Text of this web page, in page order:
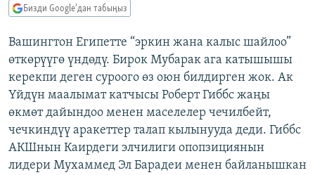
ЭКСПЕРТТЕР ТАЛДАЙТ
БИЗ ЖАНА ДҮЙНӨ
ДАНИСТЕ
ЭЖЕ-СИҢДИЛЕР
АЗАТТЫК+
ЫҢГАЙСЫЗ СУРООЛОР
ӨЗГӨЧӨ ПИКИР
Русский
ОНЛАЙН ШЕРИНЕ
Бизди Google'дан табыңыз
Вашингтон Египетте “эркин жана калыс шайлоо”
өткөрүүгө үндөдү. Бирок Мубарак ага катышышы
керекпи деген суроого өз оюн билдирген жок. Ак
Үйдүн маалымат катчысы Роберт Гиббс жаңы
өкмөт дайындоо менен маселелер чечилбейт,
чечкиндүү аракеттер талап кылынууда деди. Гиббс
АКШнын Каирдеги элчилиги опопзициянын
лидери Мухаммед Эл Барадеи менен байланышкан